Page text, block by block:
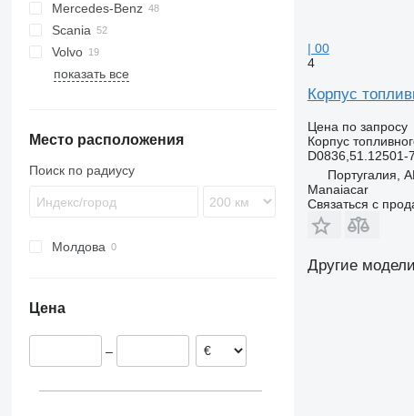
XF
Eurotech
Stralis
TGA
TGL
TGL 8.220
TGM
TGS
Mercedes-Benz
A-Class
Actros
Antos
Axor
Scania
R-series
Volvo
A-series
VNL
показать все
Место расположения
Поиск по радиусу
Молдова
Цена
–
| 00
4
Корпус
Цена по запросу
Корпус
D0836,51.12501-
Португалия,
Manaiacar
Связаться с
Другие